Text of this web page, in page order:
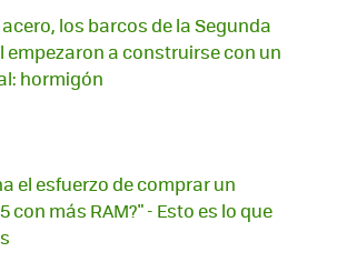
los barcos de la Segunda
empezaron a construirse con un
hormigón
el esfuerzo de comprar un
con más RAM?" - Esto es lo que